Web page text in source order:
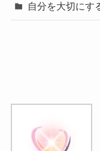
自分を大切にす